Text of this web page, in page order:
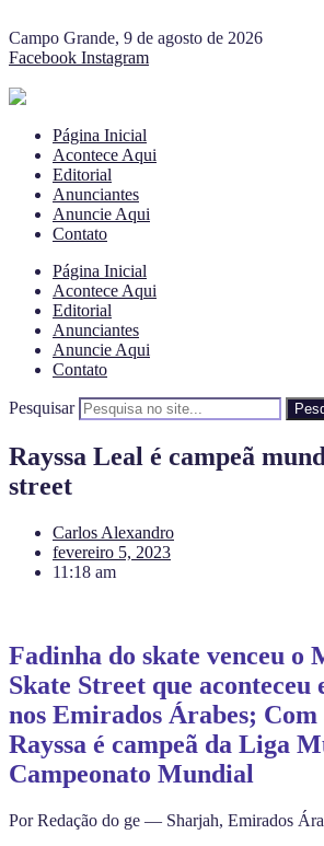
Campo Grande, 9 de agosto de 2026
Facebook Instagram
Página Inicial
Acontece Aqui
Editorial
Anunciantes
Anuncie Aqui
Contato
Página Inicial
Acontece Aqui
Editorial
Anunciantes
Anuncie Aqui
Contato
Pesquisar
Rayssa Leal é campeã
street
Carlos Alexandro
fevereiro 5, 2023
11:18 am
Fadinha do skate venceu o
Skate Street que aconteceu
nos Emirados Árabes; Com
Rayssa é campeã da Liga
Campeonato Mundial
Por Redação do ge — Sharjah, Emirados